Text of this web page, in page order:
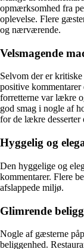
opmærksomhed fra
oplevelse. Flere
og nærværende.
Velsmagende
Selvom der er
positive kommentarer
forretterne var lækre
god smag i nogle af
for de lækre
Hyggelig og
Den hyggelige og
kommentarer. Flere
afslappede miljø.
Glimrende
Nogle af gæsterne
beliggenhed.